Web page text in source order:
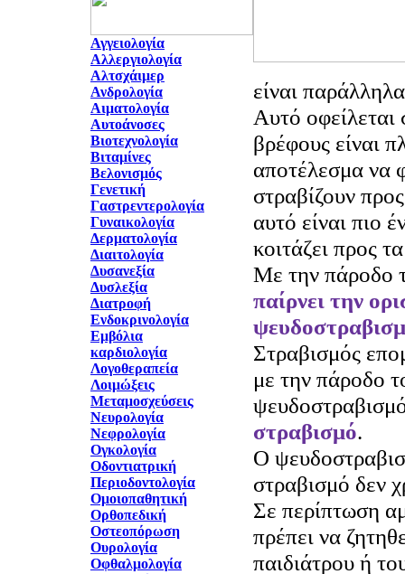
Αγγειολογία
Αλλεργιολογία
Αλτσχάιμερ
Ανδρολογία
Αιματολογία
Αυτοάνοσες
Βιοτεχνολογία
Βιταμίνες
Βελονισμός
Γενετική
Γαστρεντερολογία
Γυναικολογία
Δερματολογία
Διαιτολογία
Δυσανεξία
Δυσλεξία
Διατροφή
Ενδοκρινολογία
Εμβόλια
καρδιολογία
Λογοθεραπεία
Λοιμώξεις
Μεταμοσχεύσεις
Νευρολογία
Νεφρολογία
Ογκολογία
Οδοντιατρική
Περιοδοντολογία
Ομοιοπαθητική
Ορθοπεδική
Οστεοπόρωση
Ουρολογία
Οφθαλμολογία
είναι
Αυτό οφείλεται
βρέφους είναι
αποτέλεσμα να
στραβίζουν
αυτό είναι πιο
κοιτάζει προς
Με την πάροδο
παίρνει την
Στραβισμός
με την πάροδο
στραβισμό.
Ο
στραβισμό δεν
Σε περίπτωση
πρέπει να
παιδιάτρου ή